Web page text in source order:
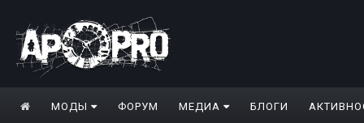
МОДЫ ФОРУМ МЕДИА БЛОГИ